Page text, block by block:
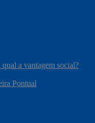
a vantagem social?
Pontual